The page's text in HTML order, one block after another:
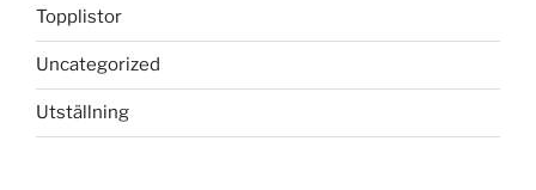
Topplistor
Uncategorized
Utställning